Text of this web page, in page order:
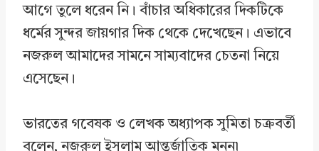
আগে তুলে ধরেন নি। বাঁচার অধিকারের দিকটিকে
ধর্মের সুন্দর জায়গার দিক থেকে দেখেছেন। এভাবে
নজরুল আমাদের সামনে সাম্যবাদের চেতনা নিয়ে
এসেছেন।
ভারতের গবেষক ও লেখক অধ্যাপক সুমিতা চক্রবর্তী
বলেন, নজরুল ইসলাম আন্তর্জাতিক মনন৷